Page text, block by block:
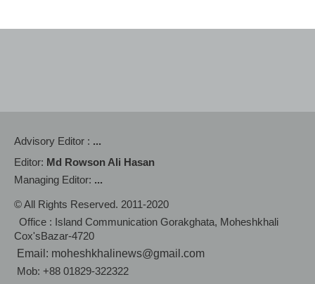
Advisory Editor : ...
Editor: Md Rowson Ali Hasan
Managing Editor: ...
© All Rights Reserved. 2011-2020
Office : Island Communication Gorakghata, Moheshkhali
Cox'sBazar-4720
Email: moheshkhalinews@gmail.com
Mob: +88 01829-322322